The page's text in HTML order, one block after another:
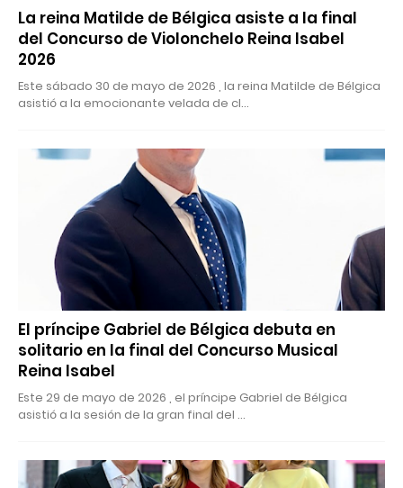
La reina Matilde de Bélgica asiste a la final
del Concurso de Violonchelo Reina Isabel
2026
Este sábado 30 de mayo de 2026 , la reina Matilde de Bélgica
asistió a la emocionante velada de cl…
El príncipe Gabriel de Bélgica debuta en
solitario en la final del Concurso Musical
Reina Isabel
Este 29 de mayo de 2026 , el príncipe Gabriel de Bélgica
asistió a la sesión de la gran final del …